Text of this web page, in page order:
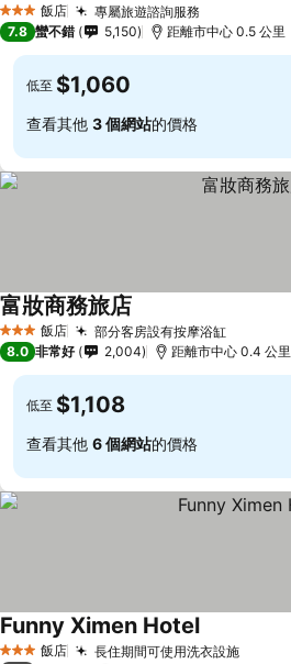
3 星級 飯店 專屬旅遊諮詢服務
7.8 蠻不錯 5,150 距離市中心 0.5 公里
低至 $1,060
查看其他 3 個網站的價格
3 星級 飯店 部分客房設有按摩浴缸
富妝商務旅店
8.0 非常好 2,004 距離市中心 0.4 公里
低至 $1,108
查看其他 6 個網站的價格
3 星級 飯店 長住期間可使用洗衣設施
Funny Ximen Hotel